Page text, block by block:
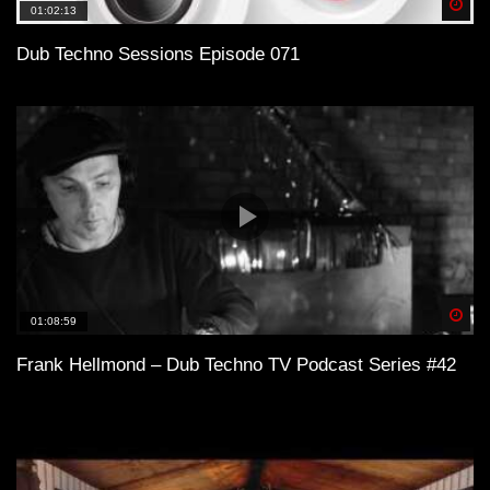
01:02:13
Dub Techno Sessions Episode 071
01:08:59
Frank Hellmond – Dub Techno TV Podcast Series #42